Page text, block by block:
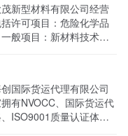
新型材料有限公司经营
许可项目：危险化学品
般项目：新材料技术研
主要目的，目前全网曝
次。
国际货运代理有限公司
有NVOCC、国际货运代
ISO9001质量认证体系